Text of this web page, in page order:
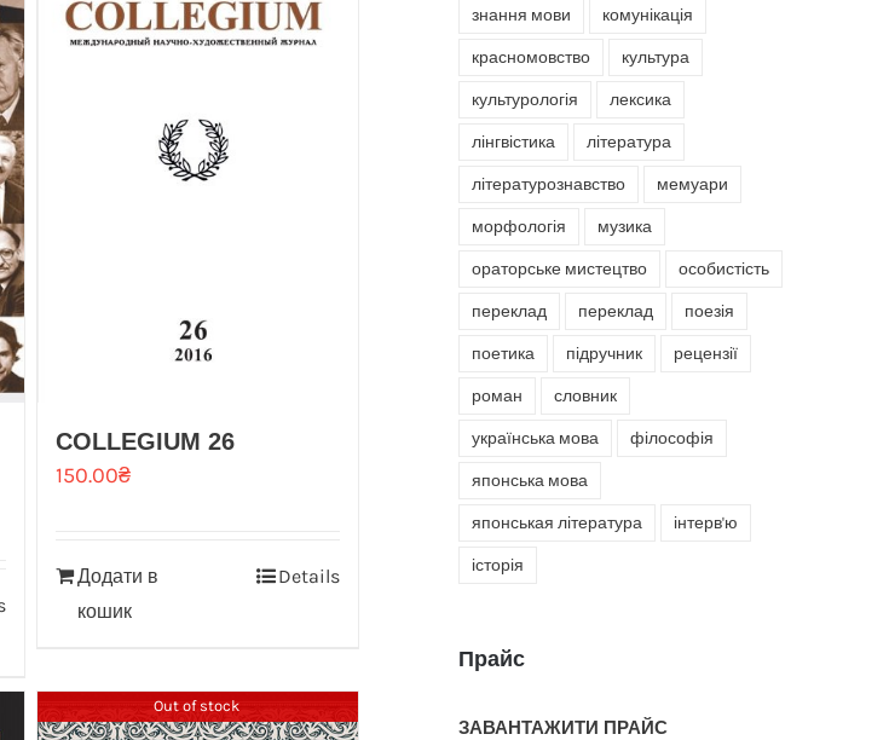
COLLEGIUM 26
150.00₴
Додати в
кошик
Details
Out of stock
знання мови комунікація
красномовство культура
культурологія лексика
лінгвістика література
літературознавство мемуари
морфологія музика
ораторське мистецтво особистість
переклад переклад поезія
поетика підручник рецензії
роман словник
українська мова філософія
японська мова
японськая література інтерв'ю
історія
Прайс
ЗАВАНТАЖИТИ ПРАЙС